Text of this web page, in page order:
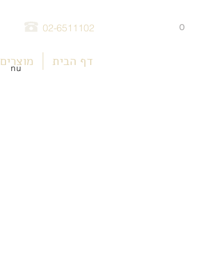
02-6511102
דף הבית מוצרים
nu
0